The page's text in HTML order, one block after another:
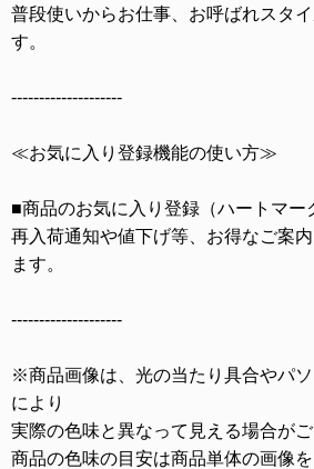
普段使いからお仕事、お呼ばれスタ
す。
--------------------
≪お気に入り登録機能の使い方≫
■商品のお気に入り登録（ハートマー
再入荷通知や値下げ等、お得なご案
ます。
--------------------
※商品画像は、光の当たり具合やパ
により
実際の色味と異なって見える場合がご
商品の色味の目安は商品単体の画像を